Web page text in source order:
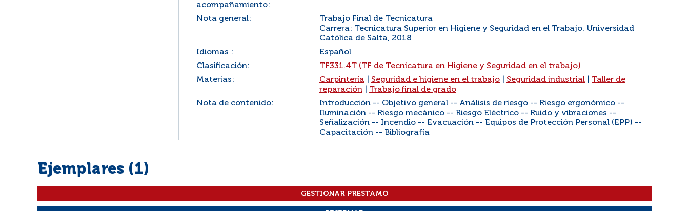
acompañamiento:
Nota general:
Trabajo Final de Tecnicatura
Carrera: Tecnicatura Superior en Higiene y Seguridad en el Trabajo. Universidad
Católica de Salta, 2018
Idiomas :
Español
Clasificación:
TF331.4T (TF de Tecnicatura en Higiene y Seguridad en el trabajo)
Materias:
Carpintería Seguridad e higiene en el trabajo Seguridad industrial
Taller de
reparación
Trabajo final de grado
Nota de contenido:
Introducción -- Objetivo general -- Análisis de riesgo -- Riesgo ergonómico --
Iluminación -- Riesgo mecánico -- Riesgo Eléctrico -- Ruido y vibraciones --
Señalización -- Incendio -- Evacuación -- Equipos de Protección Personal (EPP) --
Capacitación -- Bibliografía
Ejemplares (1)